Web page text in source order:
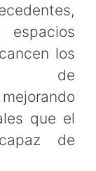
los
de
que el
de